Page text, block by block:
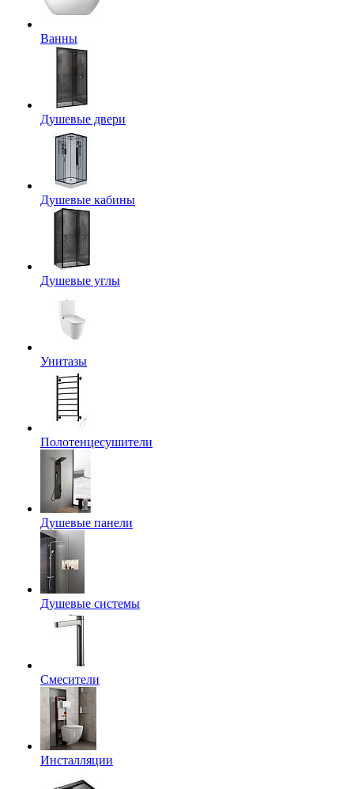
Ванны
Душевые двери
Душевые кабины
Душевые углы
Унитазы
Полотенцесушители
Душевые панели
Душевые системы
Смесители
Инсталляции